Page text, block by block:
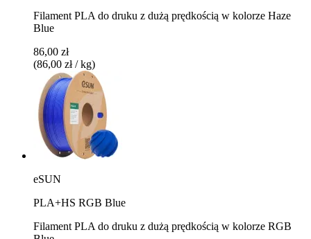
Filament PLA do druku z dużą prędkością w kolorze Haze
Blue
86,00 zł
(86,00 zł / kg)
eSUN
PLA+HS RGB Blue
Filament PLA do druku z dużą prędkością w kolorze RGB